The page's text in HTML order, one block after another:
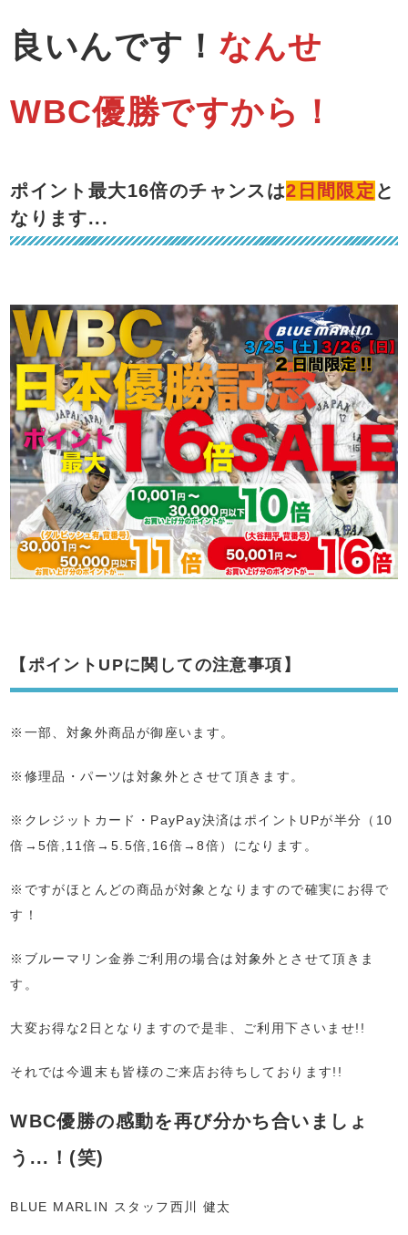
良いんです！ なんせ
WBC優勝ですから！
ポイント最大16倍のチャンスは2日間限定 と
なります...
【ポイントUPに関しての注意事項】
※一部、対象外商品が御座います。
※修理品・パーツは対象外とさせて頂きます。
※クレジットカード・PayPay決済はポイントUPが半分（10
倍→5倍,11倍→5.5倍,16倍→8倍）になります。
※ですがほとんどの商品が対象となりますので確実にお得で
す！
※ブルーマリン金券ご利用の場合は対象外とさせて頂きま
す。
大変お得な2日となりますので是非、ご利用下さいませ!!
それでは今週末も皆様のご来店お待ちしております!!
WBC優勝の感動を再び分かち合いましょ
う...！(笑)
BLUE MARLIN スタッフ西川 健太